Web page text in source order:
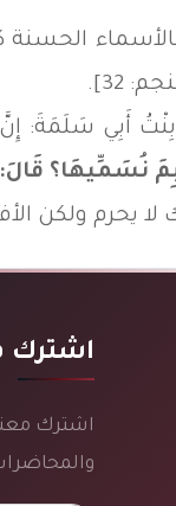
الحسنة
32].
أَبِي سَلَمَةَ: إِنَّ
بِمَ نُسَمِّيهَا؟
يحرم ولكن
اشترك
اشترك